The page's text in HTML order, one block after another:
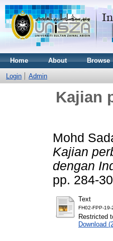
Home About Browse
Login Admin
Kajian
Mohd
Kajian
dengan
pp. 284-
Text
FH02-FPP-
Restricted
Download